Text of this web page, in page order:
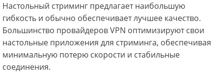
Настольный стриминг предлагает наибольшую
гибкость и обычно обеспечивает лучшее качество.
Большинство провайдеров VPN оптимизируют свои
настольные приложения для стриминга, обеспечивая
минимальную потерю скорости и стабильные
соединения.